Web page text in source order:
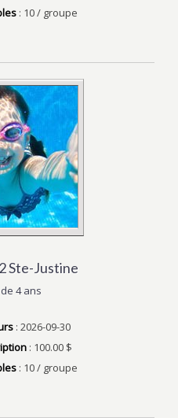
: 10 / groupe
Ste-Justine
4 ans
: 2026-09-30
: 100.00 $
: 10 / groupe